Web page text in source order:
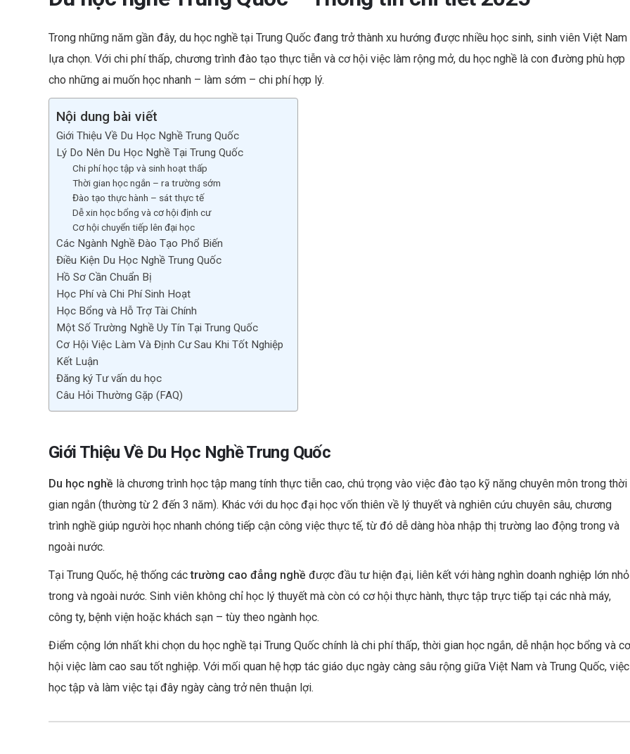
o
o
k
es
t
dI
n
Trong những năm gần đây, du học nghề tại Trung Quốc đang trở thành xu hướng được nhiều học sinh, sinh viên Việt Nam
lựa chọn. Với chi phí thấp, chương trình đào tạo thực tiễn và cơ hội việc làm rộng mở, du học nghề là con đường phù hợp
cho những ai muốn học nhanh – làm sớm – chi phí hợp lý.
Nội dung bài viết
Giới Thiệu Về Du Học Nghề Trung Quốc
Lý Do Nên Du Học Nghề Tại Trung Quốc
Chi phí học tập và sinh hoạt thấp
Thời gian học ngắn – ra trường sớm
Đào tạo thực hành – sát thực tế
Dễ xin học bổng và cơ hội định cư
Cơ hội chuyển tiếp lên đại học
Các Ngành Nghề Đào Tạo Phổ Biến
Điều Kiện Du Học Nghề Trung Quốc
Hồ Sơ Cần Chuẩn Bị
Học Phí và Chi Phí Sinh Hoạt
Học Bổng và Hỗ Trợ Tài Chính
Một Số Trường Nghề Uy Tín Tại Trung Quốc
Cơ Hội Việc Làm Và Định Cư Sau Khi Tốt Nghiệp
Kết Luận
Đăng ký Tư vấn du học
Câu Hỏi Thường Gặp (FAQ)
Giới Thiệu Về Du Học Nghề Trung Quốc
Du học nghề là chương trình học tập mang tính thực tiễn cao, chú trọng vào việc đào tạo kỹ năng chuyên môn trong thời
gian ngắn (thường từ 2 đến 3 năm). Khác với du học đại học vốn thiên về lý thuyết và nghiên cứu chuyên sâu, chương
trình nghề giúp người học nhanh chóng tiếp cận công việc thực tế, từ đó dễ dàng hòa nhập thị trường lao động trong và
ngoài nước.
Tại Trung Quốc, hệ thống cáctrường cao đẳng nghề được đầu tư hiện đại, liên kết với hàng nghìn doanh nghiệp lớn nhỏ
trong và ngoài nước. Sinh viên không chỉ học lý thuyết mà còn có cơ hội thực hành, thực tập trực tiếp tại các nhà máy,
công ty, bệnh viện hoặc khách sạn – tùy theo ngành học.
Điểm cộng lớn nhất khi chọn du học nghề tại Trung Quốc chính là chi phí thấp, thời gian học ngắn, dễ nhận học bổng và cơ
hội việc làm cao sau tốt nghiệp. Với mối quan hệ hợp tác giáo dục ngày càng sâu rộng giữa Việt Nam và Trung Quốc, việc
học tập và làm việc tại đây ngày càng trở nên thuận lợi.